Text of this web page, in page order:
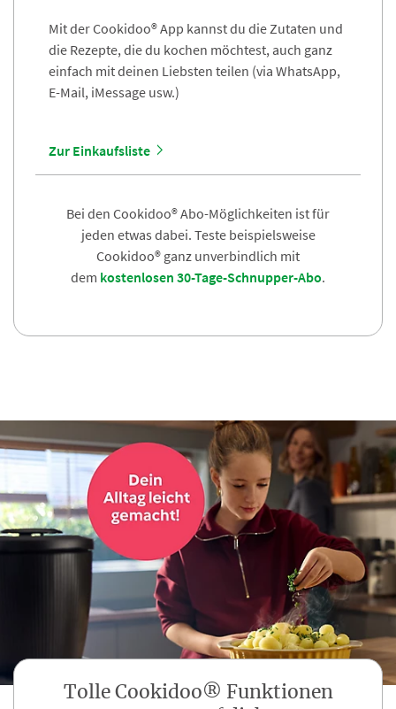
Mit der Cookidoo® App kannst du die Zutaten und
die Rezepte, die du kochen möchtest, auch ganz
einfach mit deinen Liebsten teilen (via WhatsApp,
E-Mail, iMessage usw.)
Zur Einkaufsliste
Bei den Cookidoo® Abo-Möglichkeiten ist für
jeden etwas dabei. Teste beispielsweise
Cookidoo® ganz unverbindlich mit
dem kostenlosen 30-Tage-Schnupper-Abo.
Tolle Cookidoo® Funktionen